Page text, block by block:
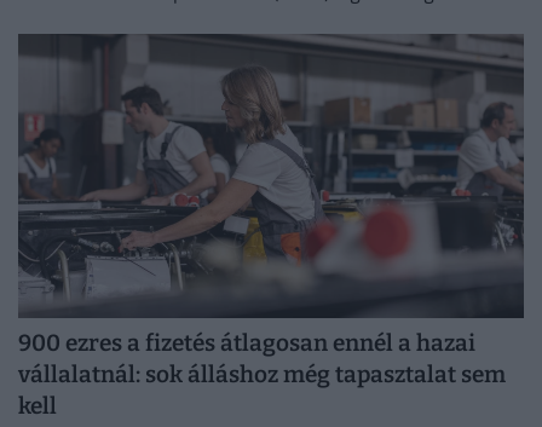
kezelése érdekében.
900 ezres a fizetés átlagosan ennél a hazai
vállalatnál: sok álláshoz még tapasztalat sem
kell